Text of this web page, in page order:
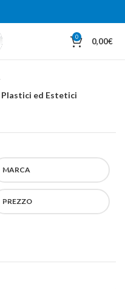
0 0,00€
ed Estetici
Particolari Plastici ed Estetici
MARCA
PREZZO